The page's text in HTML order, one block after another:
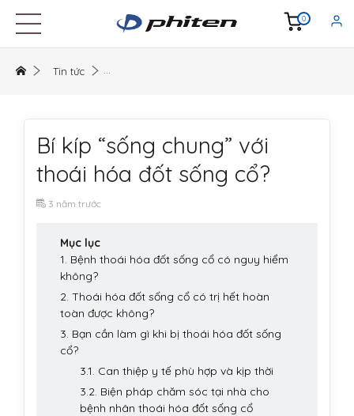
0
Tin tức
Bí kíp “sống chung” với
thoái hóa đốt sống cổ?
3 năm trước
Mục lục
1. Bệnh thoái hóa đốt sống cổ có nguy hiểm
không?
2. Thoái hóa đốt sống cổ có trị hết hoàn
toàn được không?
3. Bạn cần làm gì khi bị thoái hóa đốt sống
cổ?
3.1. Can thiệp y tế phù hợp và kịp thời
3.2. Biện pháp chăm sóc tại nhà cho
bệnh nhân thoái hóa đốt sống cổ